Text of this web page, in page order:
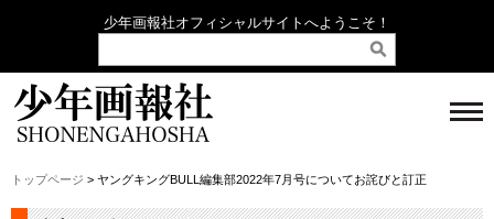
少年画報社オフィシャルサイトへようこそ！
トップページ > ヤングキングBULL編集部2022年7月号についてお詫びと訂正